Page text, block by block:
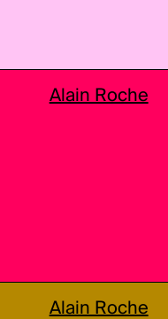
Alain Roche
Alain Roche